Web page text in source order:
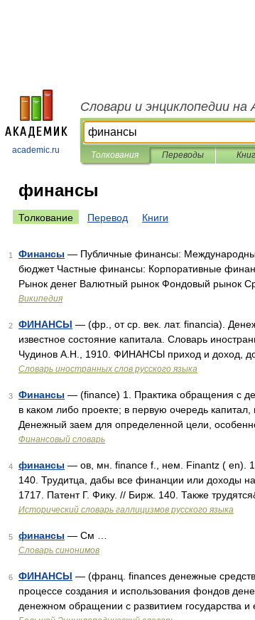
academic.ru
Словари и энциклопедии на
Толкования Переводы
финансы
Толкование Перевод Книги
1 Финансы — Публичные финансы:
бюджет Частные финансы: Корпоративные
Рынок денег Валютный рынок Фондовый рынок
Википедия
2 ФИНАНСЫ — (фр., от ср. век. лат. financia).
известное состояние капитала. Словарь
Чудинов А.Н., 1910. ФИНАНСЫ приход и доход,
Словарь иностранных слов русского языка
3 Финансы — (finance) 1. Практика обращения с
в каком либо проекте; в первую очередь
Денежный заем для определенной цели,
Финансовый словарь
4 финансы — ов, мн. finance f., нем. Finantz ( en). 1.
140. Трудитца, дабы все финанции или доходы
1717. Патент Г. Фику. // Бирж. 140. Также
Исторический словарь галлицизмов русского языка
5 финансы — См …
Словарь синонимов
6 ФИНАНСЫ — (франц. finances денежные
процессе создания и использования фондов
денежном обращении с развитием государства и